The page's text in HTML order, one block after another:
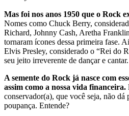
Mas foi nos anos 1950 que o Rock
Nomes como Chuck Berry,
Richard, Johnny Cash, Aretha
tornaram ícones dessa primeira fase.
Elvis Presley, considerado o “Rei do
seu jeito irreverente de dançar e cantar.
A semente do Rock já nasce com
assim como a nossa vida financeira.
conservador(a), que você seja, não dá
poupança. Entende?